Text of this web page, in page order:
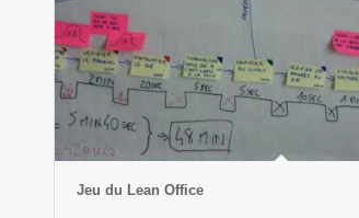
Jeu du Lean Office